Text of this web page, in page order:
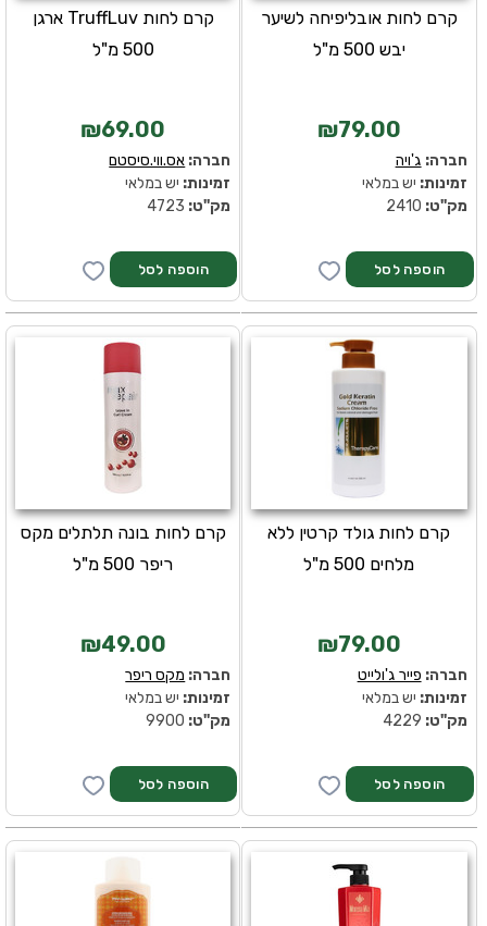
קרם לחות TruffLuv ארגן
500 מ"ל
₪69.00
חברה: אס.ווי.סיסטם
זמינות: יש במלאי
מק''ט:
קרם לחות אובליפיחה לשיער
יבש 500 מ"ל
₪79.00
חברה: ג'ויה
זמינות: יש במלאי
מק''ט:
קרם לחות בונה תלתלים מקס
ריפר 500 מ"ל
₪49.00
חברה: מקס ריפר
זמינות: יש במלאי
מק''ט:
קרם לחות גולד קרטין ללא
מלחים 500 מ"ל
₪79.00
חברה: פייר ג'ולייט
זמינות: יש במלאי
מק''ט: